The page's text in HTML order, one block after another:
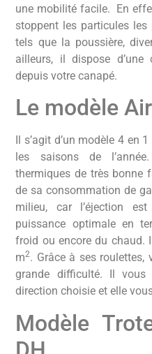
une mobilité facile. En
stoppent les particules les
tels que la poussière,
ailleurs, il dispose
depuis votre canapé.
Le modèle
Il s’agit d’un modèle 4 en
les saisons de
thermiques de très bonne
de sa consommation de
milieu, car l’éjection
puissance optimale en
froid ou encore du chaud.
m2. Grâce à ses roulettes,
grande difficulté. Il
direction choisie et elle
Modèle